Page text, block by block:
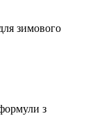
зимового
з